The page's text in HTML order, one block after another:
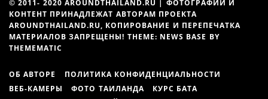
© 2011- 2020 AROUNDTHAILAND.RU | ФОТОГРАФИИ И
КОНТЕНТ ПРИНАДЛЕЖАТ АВТОРАМ ПРОЕКТА
AROUNDTHAILAND.RU, КОПИРОВАНИЕ И ПЕРЕПЕЧАТКА
МАТЕРИАЛОВ ЗАПРЕЩЕНЫ! THEME: NEWS BASE BY
THEMEMATIC
ОБ АВТОРЕ
ПОЛИТИКА КОНФИДЕНЦИАЛЬНОСТИ
ВЕБ-КАМЕРЫ
ФОТО ТАИЛАНДА
КУРС БАТА